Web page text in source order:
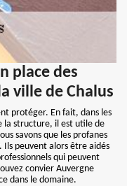
place des
ville de Chalus
protéger. En fait, dans les
la structure, il est utile de
savons que les profanes
peuvent alors être aidés
qui peuvent
convier Auvergne
dans le domaine.